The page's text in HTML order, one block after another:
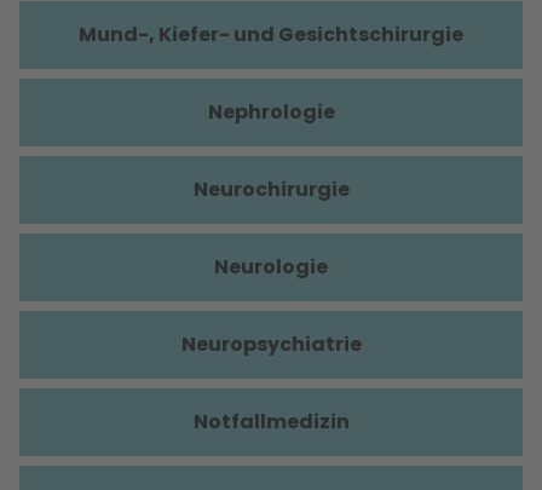
Mund-, Kiefer- und Gesichtschirurgie
Nephrologie
Neurochirurgie
Neurologie
Neuropsychiatrie
Notfallmedizin